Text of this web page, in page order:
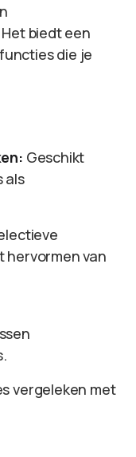
biedt een
die je
Geschikt
als
hervormen van
vergeleken met